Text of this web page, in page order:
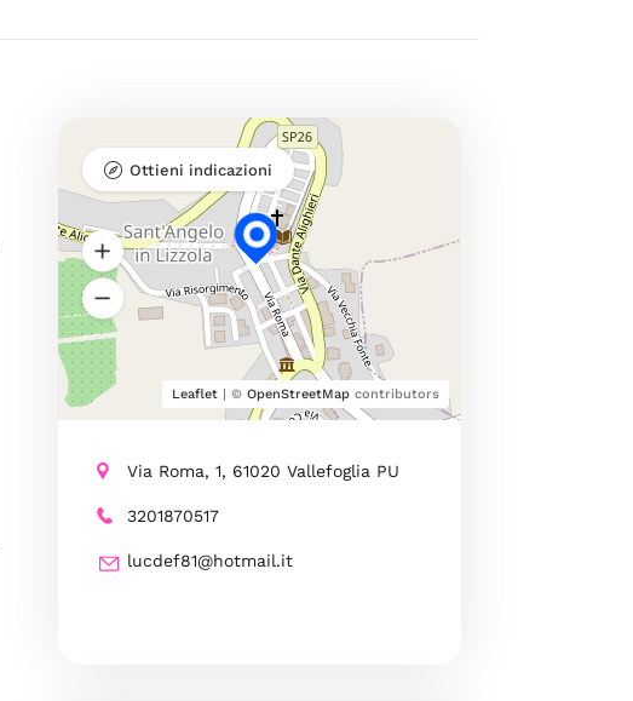
Leaflet| © OpenStreetMapcontributors
Ottieni indicazioni
Via Roma, 1, 61020 Vallefoglia PU
3201870517
lucdef81@hotmail.it